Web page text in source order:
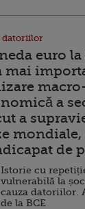
datoriilor
euro la
mai
a
a
mondiale,
de
Istorie cu
vulnerabilă la
cauza datoriilor.
de la BCE